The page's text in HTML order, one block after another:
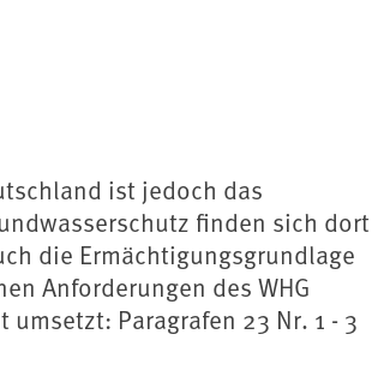
ist jedoch das
finden sich dort
die Ermächtigungsgrundlage
Anforderungen des WHG
Paragrafen 23 Nr. 1 - 3